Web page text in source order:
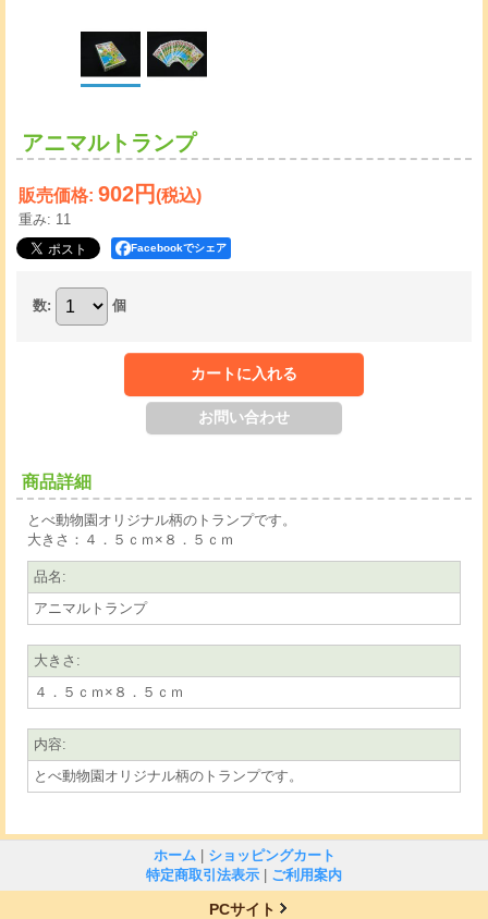
アニマルトランプ
販売価格: 902円(税込)
重み: 11
Facebookでシェア
数: 個
商品詳細
とべ動物園オリジナル柄のトランプです。
大きさ：４．５ｃｍ×８．５ｃｍ
品名 :
アニマルトランプ
大きさ :
４．５ｃｍ×８．５ｃｍ
内容:
とべ動物園オリジナル柄のトランプです。
ホーム
ショッピングカート
特定商取引法表示
ご利用案内
PCサイト